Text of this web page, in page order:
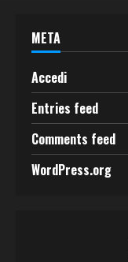
META
Accedi
Entries feed
Comments feed
WordPress.org